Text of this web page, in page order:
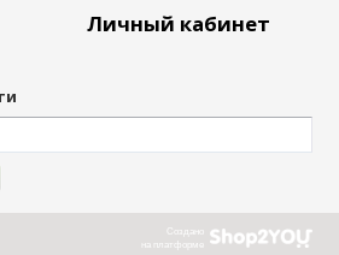
Личный кабинет
Создано
на платформе